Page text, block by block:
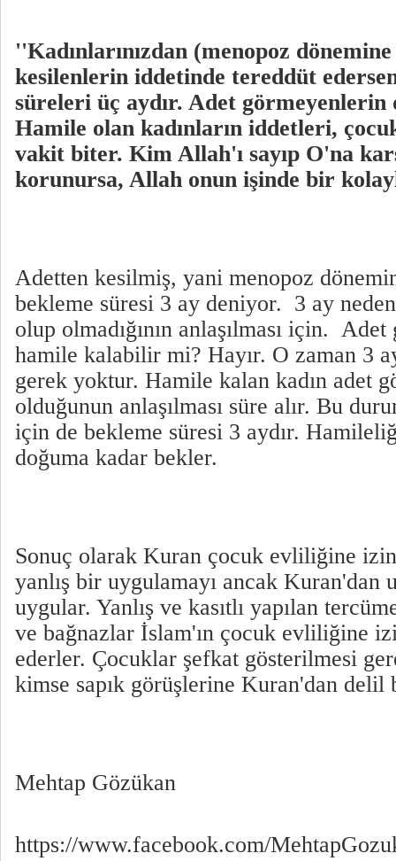
''Kadınlarınızdan (menopoz
kesilenlerin iddetinde tereddüt
süreleri üç aydır. Adet
Hamile olan kadınların iddetleri,
vakit biter. Kim Allah'ı sayıp O'na
korunursa, Allah onun işinde bir
Adetten kesilmiş, yani menopoz
bekleme süresi 3 ay deniyor. 3 ay
olup olmadığının anlaşılması için.
hamile kalabilir mi? Hayır. O zaman 3
gerek yoktur. Hamile kalan kadın adet
olduğunun anlaşılması süre alır. Bu
için de bekleme süresi 3 aydır.
doğuma kadar bekler.
Sonuç olarak Kuran çocuk evliliğine
yanlış bir uygulamayı ancak Kuran'dan
uygular. Yanlış ve kasıtlı yapılan
ve bağnazlar İslam'ın çocuk evliliğine
ederler. Çocuklar şefkat gösterilmesi
kimse sapık görüşlerine Kuran'dan delil
Mehtap Gözükan
https://www.facebook.com/